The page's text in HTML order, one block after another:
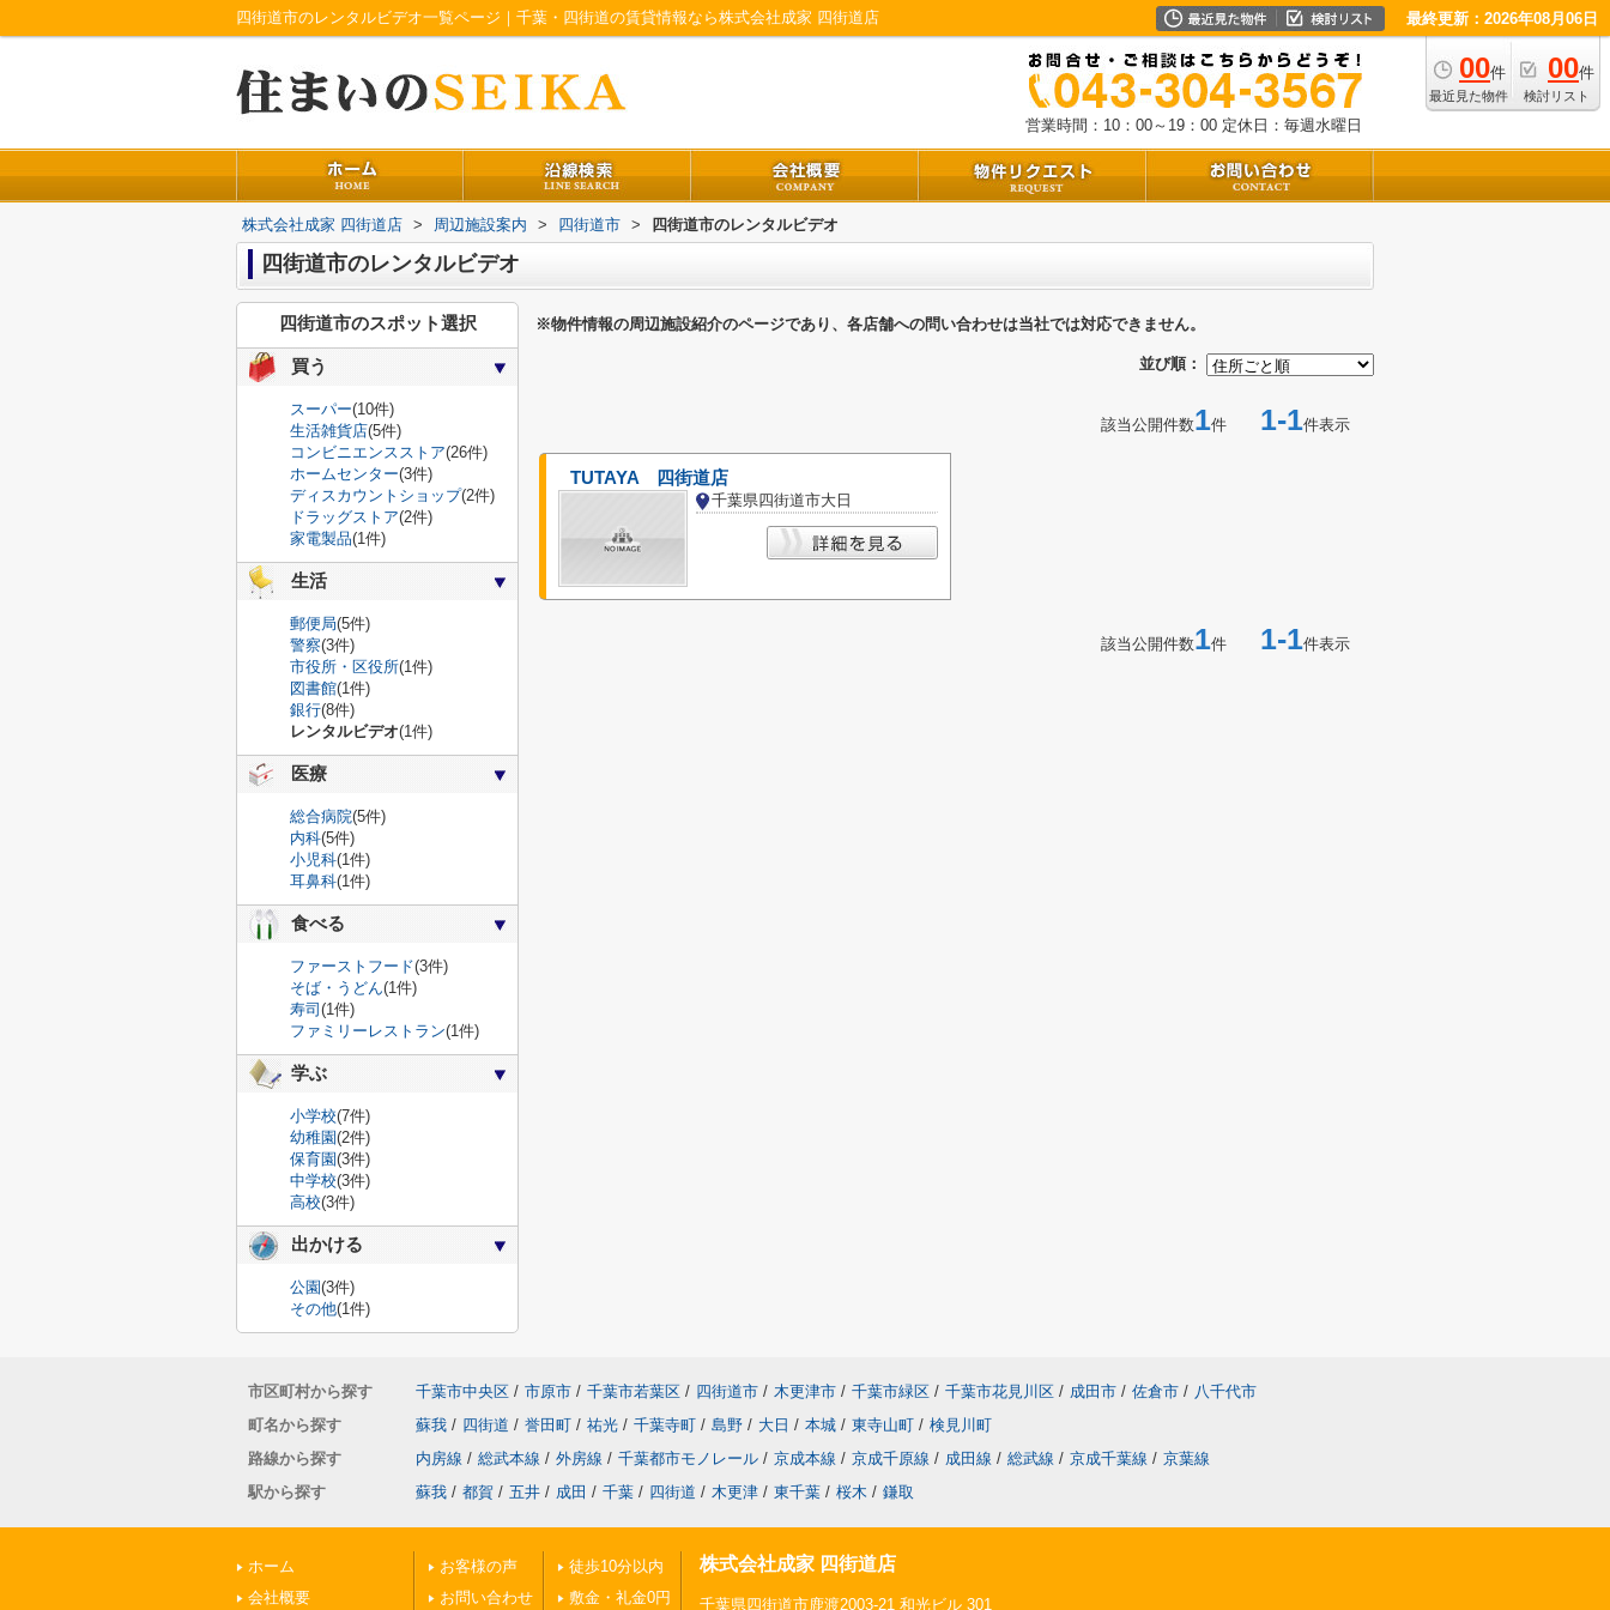
四街道市のレンタルビデオ一覧ページ｜千葉・四街道の賃貸情報なら株式会社成家 四街道店 最終更新：2026年08月06日
00件
最近見た物件
00件
検討リスト
営業時間：10：00～19：00 定休日：毎週水曜日
株式会社成家 四街道店 > 周辺施設案内 > 四街道市 > 四街道市のレンタルビデオ
四街道市のレンタルビデオ
※物件情報の周辺施設紹介のページであり、各店舗への問い合わせは当社では対応できません。
並び順：
該当公開件数1件 1-1件表示
TUTAYA 四街道店
千葉県四街道市大日
該当公開件数1件 1-1件表示
四街道市のスポット選択
買う
スーパー(10件)
生活雑貨店(5件)
コンビニエンスストア(26件)
ホームセンター(3件)
ディスカウントショップ(2件)
ドラッグストア(2件)
家電製品(1件)
生活
郵便局(5件)
警察(3件)
市役所・区役所(1件)
図書館(1件)
銀行(8件)
レンタルビデオ(1件)
医療
総合病院(5件)
内科(5件)
小児科(1件)
耳鼻科(1件)
食べる
ファーストフード(3件)
そば・うどん(1件)
寿司 (1件)
ファミリーレストラン(1件)
学ぶ
小学校(7件)
幼稚園(2件)
保育園(3件)
中学校(3件)
高校(3件)
出かける
公園(3件)
その他(1件)
市区町村から探す 千葉市中央区 / 市原市 / 千葉市若葉区 / 四街道市 / 木更津市 / 千葉市緑区 / 千葉市花見川区 / 成田市 / 佐倉市 / 八千代市
町名から探す
蘇我 / 四街道 / 誉田町 / 祐光 / 千葉寺町 / 島野 / 大日 / 本城 / 東寺山町 / 検見川町
路線から探す
内房線 / 総武本線 / 外房線 / 千葉都市モノレール / 京成本線 / 京成千原線 / 成田線 / 総武線 / 京成千葉線 / 京葉線
駅から探す
蘇我 / 都賀 / 五井 / 成田 / 千葉 / 四街道 / 木更津 / 東千葉 / 桜木 / 鎌取
ホーム
会社概要
お客様の声
お問い合わせ
徒歩10分以内
敷金・礼金0円
株式会社成家 四街道店
千葉県四街道市鹿渡2003-21 和光ビル 301